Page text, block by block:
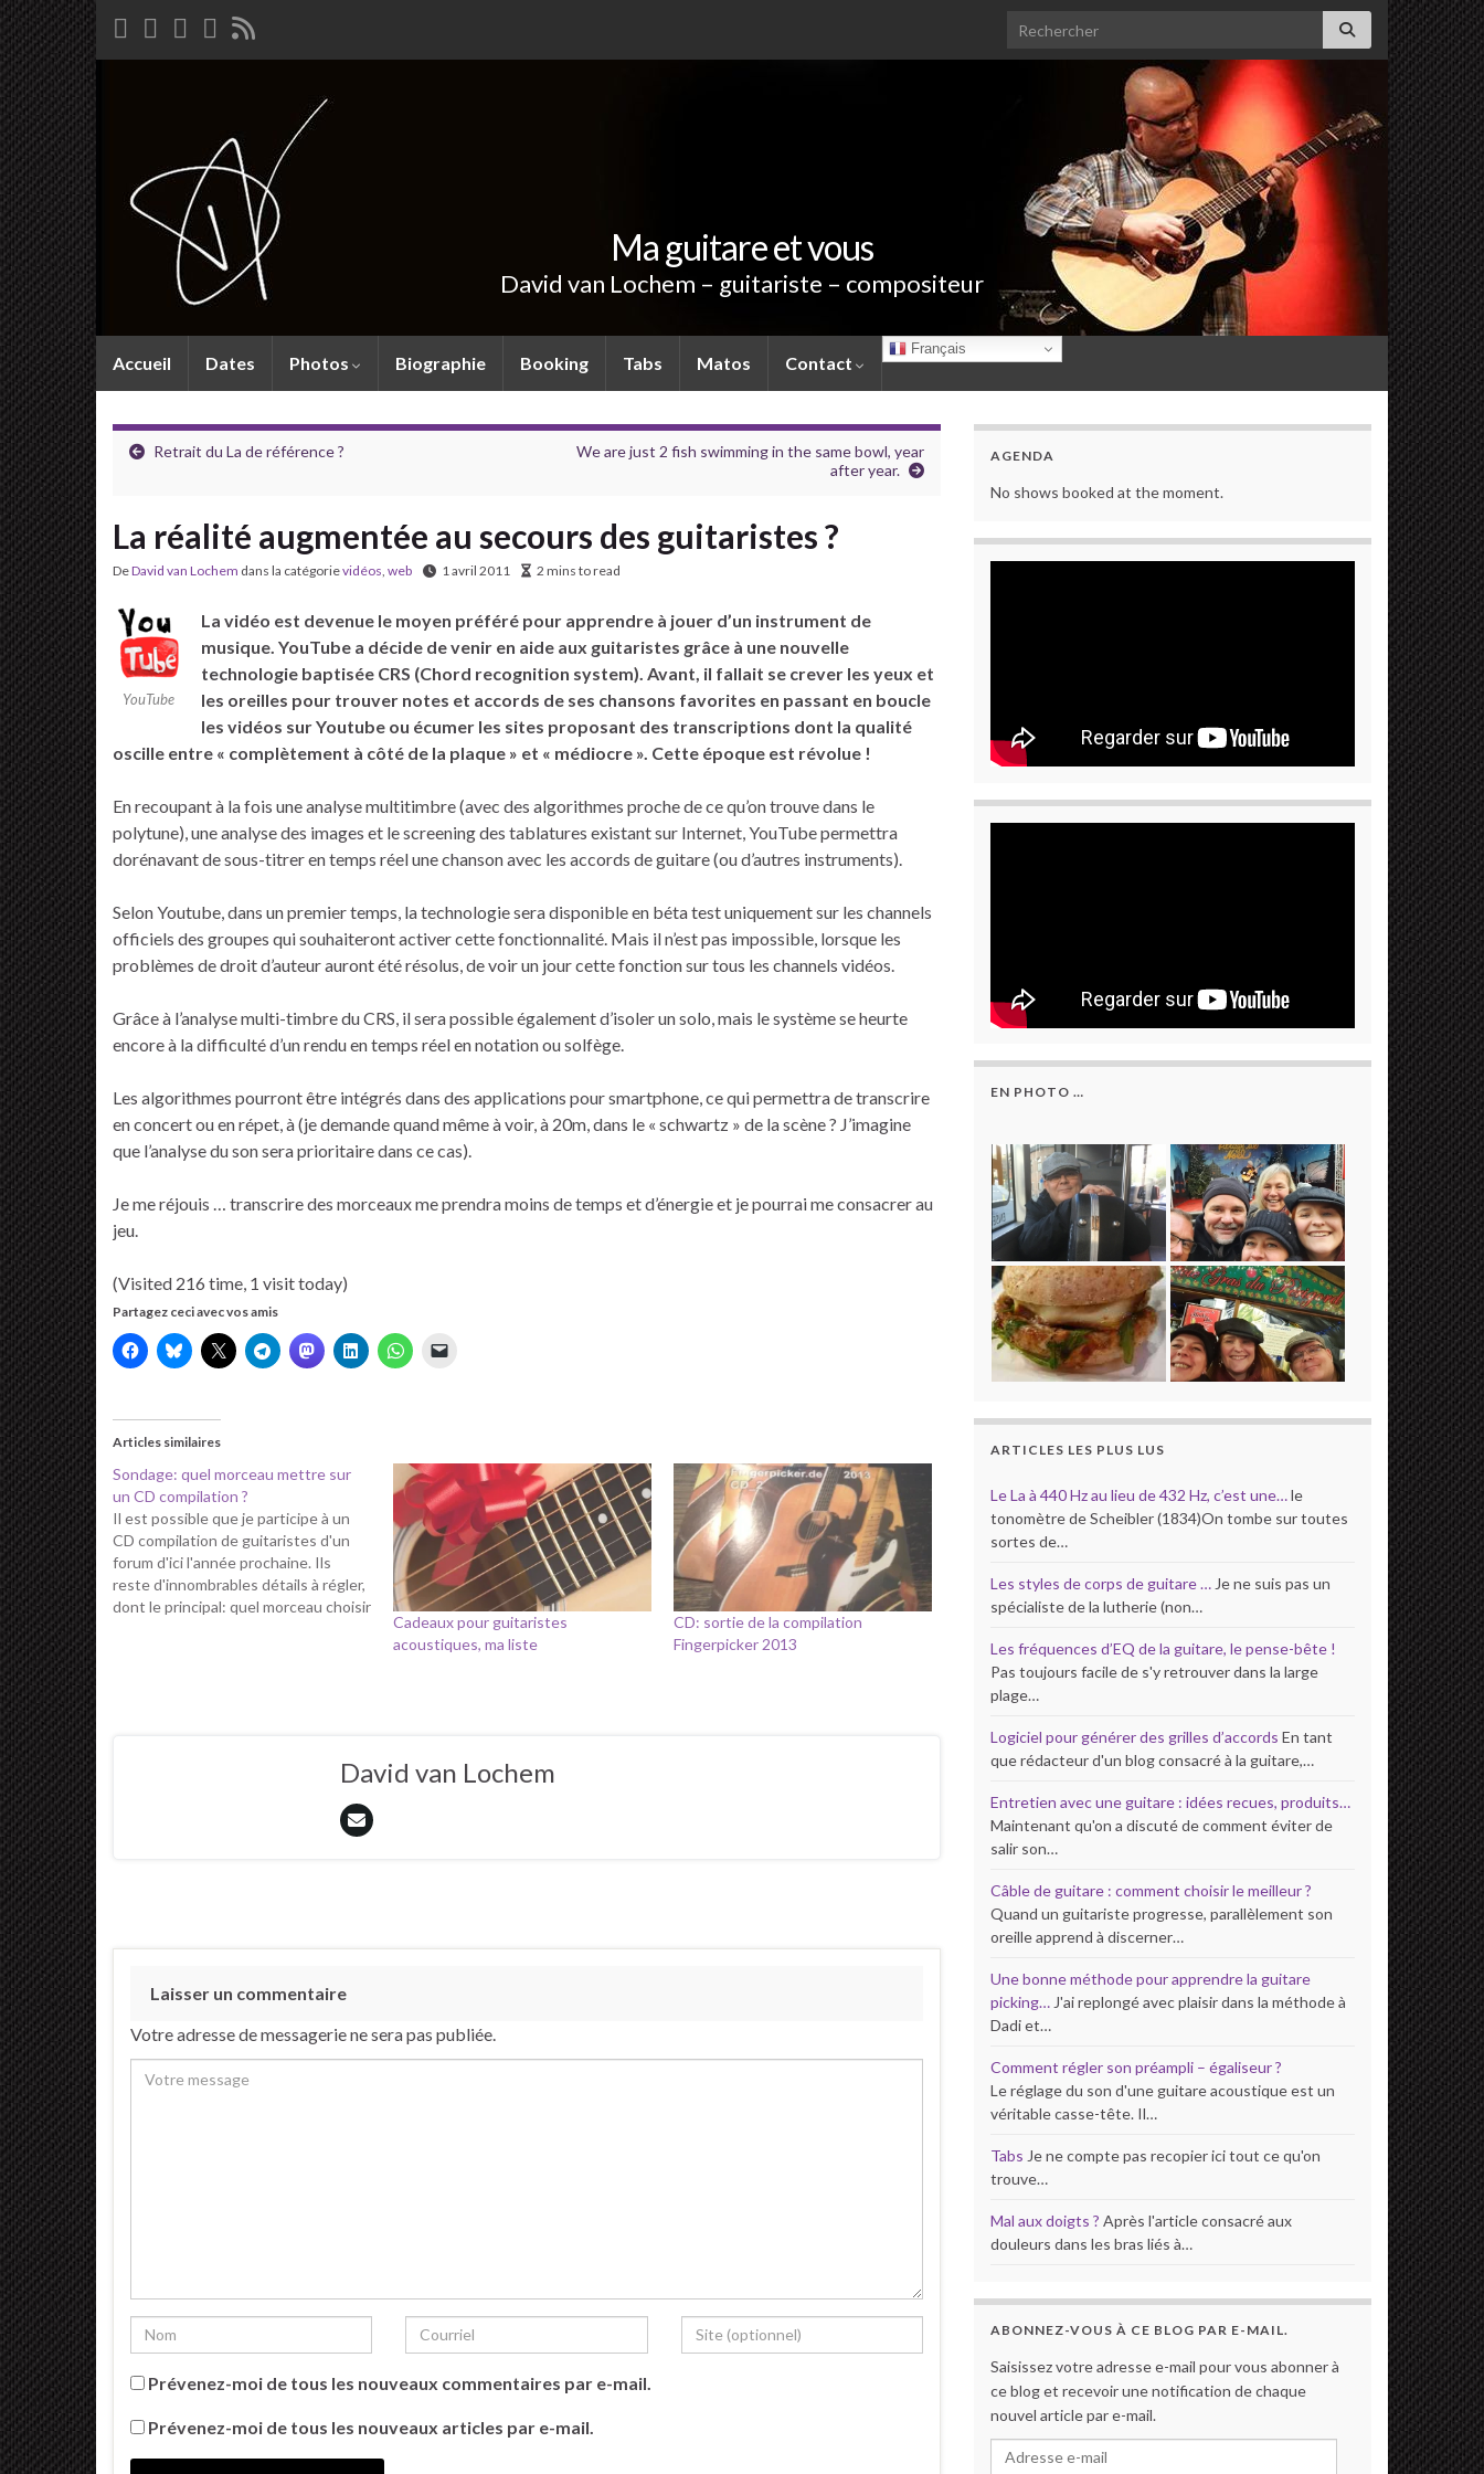
Search for:
Ma guitare et vous
David van Lochem – guitariste – compositeur
Accueil Dates Photos Biographie Booking Tabs Matos Contact
Français
Retrait du La de référence ?
We are just 2 fish swimming in the same bowl, year
after year.
La réalité augmentée au secours des guitaristes ?
DeDavid van Lochem dans la catégorievidéos, web 1 avril 2011 2 mins to read
YouTube
La vidéo est devenue le moyen préféré pour apprendre à jouer d’un instrument de
musique. YouTube a décide de venir en aide aux guitaristes grâce à une nouvelle
technologie baptisée CRS (Chord recognition system). Avant, il fallait se crever les yeux et
les oreilles pour trouver notes et accords de ses chansons favorites en passant en boucle
les vidéos sur Youtube ou écumer les sites proposant des transcriptions dont la qualité
oscille entre « complètement à côté de la plaque » et « médiocre ». Cette époque est révolue !
En recoupant à la fois une analyse multitimbre (avec des algorithmes proche de ce qu’on trouve dans le
polytune), une analyse des images et le screening des tablatures existant sur Internet, YouTube permettra
dorénavant de sous-titrer en temps réel une chanson avec les accords de guitare (ou d’autres instruments).
Selon Youtube, dans un premier temps, la technologie sera disponible en béta test uniquement sur les channels
officiels des groupes qui souhaiteront activer cette fonctionnalité. Mais il n’est pas impossible, lorsque les
problèmes de droit d’auteur auront été résolus, de voir un jour cette fonction sur tous les channels vidéos.
Grâce à l’analyse multi-timbre du CRS, il sera possible également d’isoler un solo, mais le système se heurte
encore à la difficulté d’un rendu en temps réel en notation ou solfège.
Les algorithmes pourront être intégrés dans des applications pour smartphone, ce qui permettra de transcrire
en concert ou en répet, à (je demande quand même à voir, à 20m, dans le « schwartz » de la scène ? J’imagine
que l’analyse du son sera prioritaire dans ce cas).
Je me réjouis … transcrire des morceaux me prendra moins de temps et d’énergie et je pourrai me consacrer au
jeu.
(Visited 216 time, 1 visit today)
Partagez ceci avec vos amis
Articles similaires
Sondage: quel morceau mettre sur
un CD compilation ?
Il est possible que je participe à un
CD compilation de guitaristes d'un
forum d'ici l'année prochaine. Ils
reste d'innombrables détails à régler,
dont le principal: quel morceau choisir
Cadeaux pour guitaristes
acoustiques, ma liste
CD: sortie de la compilation
Fingerpicker 2013
David van Lochem
Laisser un commentaire
Votre adresse de messagerie ne sera pas publiée.
Prévenez-moi de tous les nouveaux commentaires par e-mail.
Prévenez-moi de tous les nouveaux articles par e-mail.
AGENDA
No shows booked at the moment.
EN PHOTO …
ARTICLES LES PLUS LUS
Le La à 440 Hz au lieu de 432 Hz, c’est une…le
tonomètre de Scheibler (1834)On tombe sur toutes
sortes de…
Les styles de corps de guitare … Je ne suis pas un
spécialiste de la lutherie (non…
Les fréquences d’EQ de la guitare, le pense-bête !
Pas toujours facile de s'y retrouver dans la large
plage…
Logiciel pour générer des grilles d’accords En tant
que rédacteur d'un blog consacré à la guitare,…
Entretien avec une guitare : idées recues, produits…
Maintenant qu'on a discuté de comment éviter de
salir son…
Câble de guitare : comment choisir le meilleur ?
Quand un guitariste progresse, parallèlement son
oreille apprend à discerner…
Une bonne méthode pour apprendre la guitare
picking… J'ai replongé avec plaisir dans la méthode à
Dadi et…
Comment régler son préampli – égaliseur ?
Le réglage du son d'une guitare acoustique est un
véritable casse-tête. Il…
Tabs Je ne compte pas recopier ici tout ce qu'on
trouve…
Mal aux doigts ? Après l'article consacré aux
douleurs dans les bras liés à…
ABONNEZ-VOUS À CE BLOG PAR E-MAIL.
Saisissez votre adresse e-mail pour vous abonner à
ce blog et recevoir une notification de chaque
nouvel article par e-mail.
Adresse e-mail